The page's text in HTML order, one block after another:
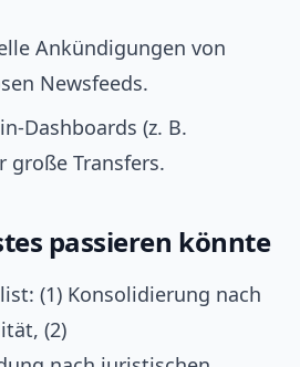
Ankündigungen von
Newsfeeds.
(z. B.
große Transfers.
passieren könnte
(1) Konsolidierung nach
(2)